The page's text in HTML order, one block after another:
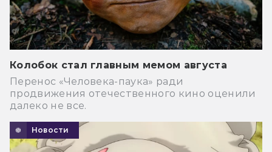
Колобок стал главным мемом августа
Перенос «Человека-паука» ради
продвижения отечественного кино оценили
далеко не все.
Новости